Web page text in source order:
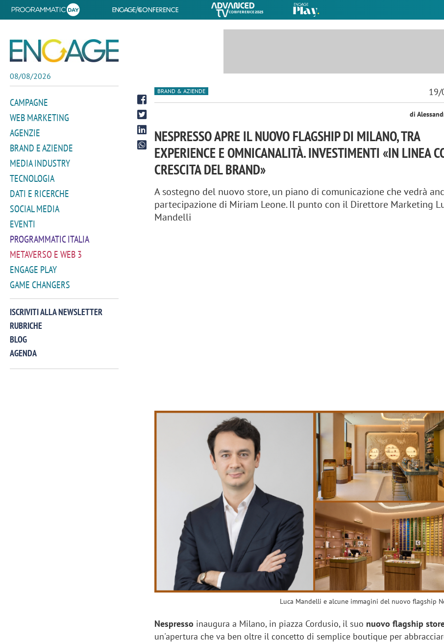
08/08/2026
CAMPAGNE
WEB MARKETING
AGENZIE
BRAND E AZIENDE
MEDIA INDUSTRY
TECNOLOGIA
DATI E RICERCHE
SOCIAL MEDIA
EVENTI
PROGRAMMATIC ITALIA
METAVERSO E WEB 3
ENGAGE PLAY
GAME CHANGERS
ISCRIVITI ALLA NEWSLETTER
RUBRICHE
BLOG
AGENDA
BRAND & AZIENDE 19/
di
NESPRESSO APRE IL NUOVO FLAGSHIP DI MILANO, TRA
EXPERIENCE E OMNICANALITÀ. INVESTIMENTI «IN LINEA
CRESCITA DEL BRAND»
A sostegno del nuovo store, un piano di comunicazione che vedrà
partecipazione di Miriam Leone. Il punto con il Direttore Marketing
Mandelli
Luca Mandelli e alcune immagini del nuovo flagship
Nespresso inaugura a Milano, in piazza Cordusio, il suo nuovo flagship
un'apertura che va ben oltre il concetto di semplice boutique per
Perez, Samsung Ads: «L'Italia è un
mercato strategico e continuerà a
crescere»
Networking agli eventi:
startup Kicè punta a
"spreco di relazioni"